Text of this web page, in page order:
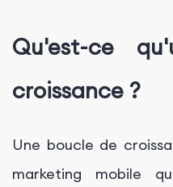
Qu'est-ce
croissance ?
Une boucle de
marketing mobile